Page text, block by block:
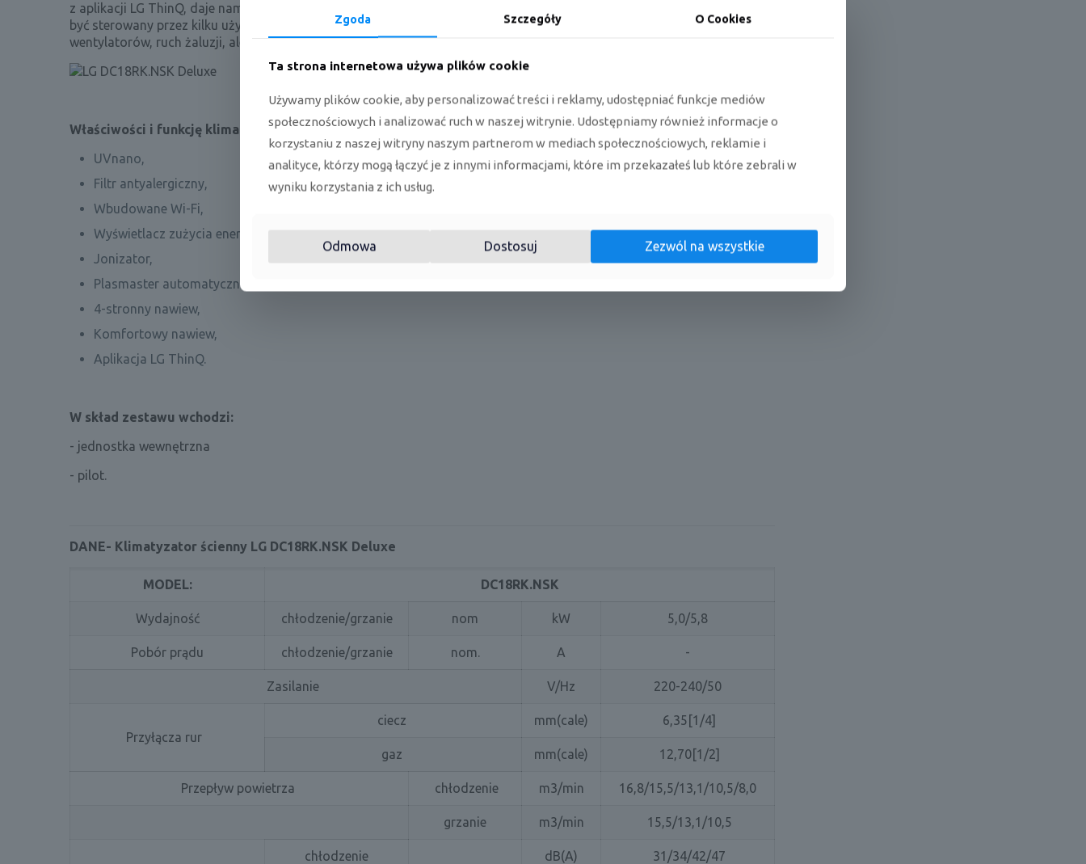
z aplikacji LG ThinQ, daje nam ogromny komfort i wygodę. Aplikację możemy pobrać na kilka urządzeń, dlatego może
być sterowany przez kilku użytkowników (nie jednocześnie). Możemy ustawić między innymi temperaturę, prędkość
wentylatorów, ruch żaluzji, ale również sprawdzić poziom zabrudzenia filtrów czy monitorowanie zużycia energii.
Właściwości i funkcję klimatyzatora ściennego LG DC18RK.NSK Deluxe:
UVnano,
Filtr antyalergiczny,
Wbudowane Wi-Fi,
Wyświetlacz zużycia energii,
Jonizator,
Plasmaster automatyczne oczyszczanie,
4-stronny nawiew,
Komfortowy nawiew,
Aplikacja LG ThinQ.
W skład zestawu wchodzi:
- jednostka wewnętrzna
- pilot.
DANE- Klimatyzator ścienny LG DC18RK.NSK Deluxe
MODEL: DC18RK.NSK
Wydajność chłodzenie/grzanie nom kW 5,0/5,8
Pobór prądu chłodzenie/grzanie nom. A -
Zasilanie V/Hz 220-240/50
Przyłącza rur
ciecz mm(cale) 6,35[1/4]
gaz mm(cale) 12,70[1/2]
Przepływ powietrza chłodzenie m3/min 16,8/15,5/13,1/10,5/8,0
grzanie m3/min 15,5/13,1/10,5
chłodzenie dB(A) 31/34/42/47
Zgoda Szczegóły O Cookies
Ta strona internetowa używa plików cookie
Używamy plików cookie, aby personalizować treści i reklamy, udostępniać funkcje mediów
społecznościowych i analizować ruch w naszej witrynie. Udostępniamy również informacje o
korzystaniu z naszej witryny naszym partnerom w mediach społecznościowych, reklamie i
analityce, którzy mogą łączyć je z innymi informacjami, które im przekazałeś lub które zebrali w
wyniku korzystania z ich usług.
Odmowa Dostosuj Zezwól na wszystkie